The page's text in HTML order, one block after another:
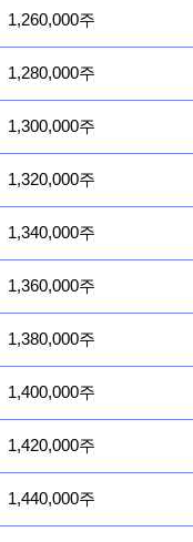
1,260,000주
1,280,000주
1,300,000주
1,320,000주
1,340,000주
1,360,000주
1,380,000주
1,400,000주
1,420,000주
1,440,000주